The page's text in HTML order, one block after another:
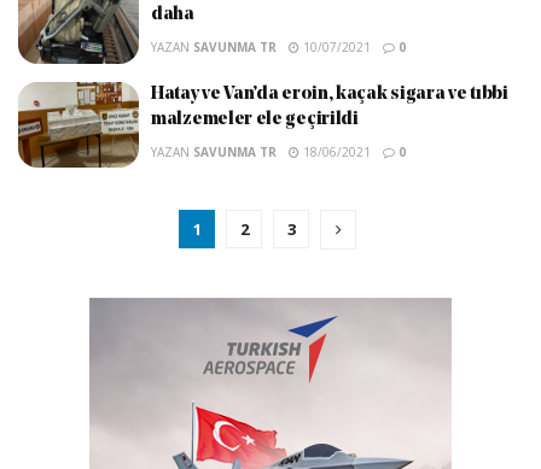
daha
YAZAN SAVUNMA TR 10/07/2021 0
Hatay ve Van’da eroin, kaçak sigara ve tıbbi
malzemeler ele geçirildi
YAZAN SAVUNMA TR 18/06/2021 0
1 2 3